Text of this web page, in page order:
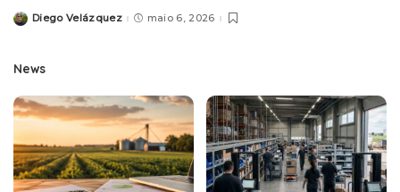
PostedDiego Velázquez maio 6, 2026
News